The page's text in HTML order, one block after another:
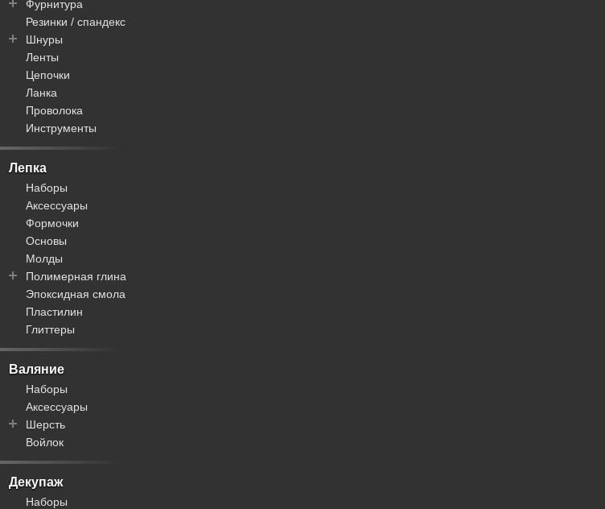
Фурнитура
Колье / чокеры
Швензы / пуссеты
Колечки
Подвески
Клипсы
Замочки / карабины
Пины / штифты
Трубочки
Тоглы
Концевики
Резинки / спандекс
Шнуры
Пандора
Вощеные
Для телефонов
Комбинированные
Плетеные
Бархат
Замша / велюр
Кожа
Ленты
Цепочки
Ланка
Проволока
Инструменты
Лепка
Наборы
Аксессуары
Формочки
Основы
Молды
Полимерная глина
Fimo
Артефакт
Жидкая
Запекаемая
Самозастывающая
Эпоксидная смола
Пластилин
Глиттеры
Валяние
Наборы
Аксессуары
Шерсть
Вискоза
Кардочес
Меринос
Шелк
Войлок
Декупаж
Наборы